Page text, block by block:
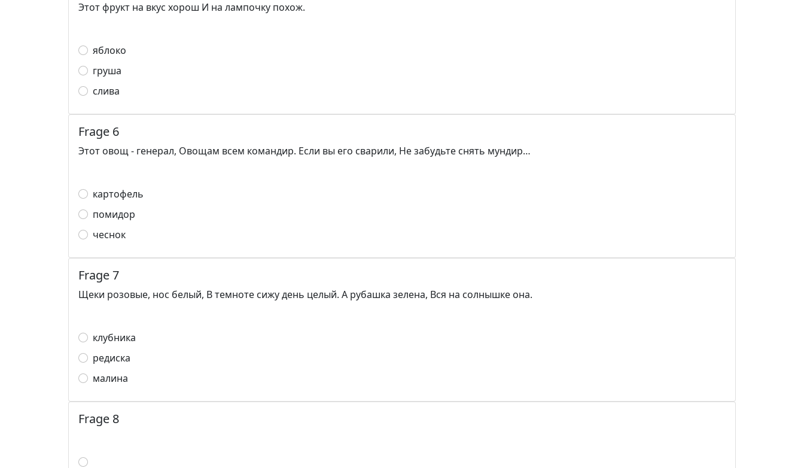
Этот фрукт на вкус хорош И на лампочку похож.
яблоко
груша
слива
Frage 6
Этот овощ - генерал, Овощам всем командир. Если вы его сварили, Не забудьте снять мундир…
картофель
помидор
чеснок
Frage 7
Щеки розовые, нос белый, В темноте сижу день целый. А рубашка зелена, Вся на солнышке она.
клубника
редиска
малина
Frage 8